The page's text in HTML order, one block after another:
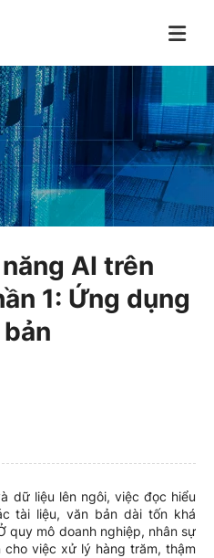
AI trên
1: Ứng dụng
dữ liệu lên ngôi, việc đọc hiểu
tài liệu, văn bản dài tốn khá
quy mô doanh nghiệp, nhân sự
việc xử lý hàng trăm, thậm